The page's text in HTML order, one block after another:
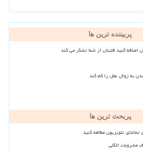
پربیننده ترین ها
اضافه کنید قلبتان از شما تشکر می کند
به زوال عقل را کم کند
پربحث ترین ها
تلویزیون مطالعه کنید
مشروبات الکلی